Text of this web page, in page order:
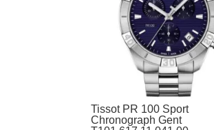
Tissot PR 100 Sport
Chronograph Gent